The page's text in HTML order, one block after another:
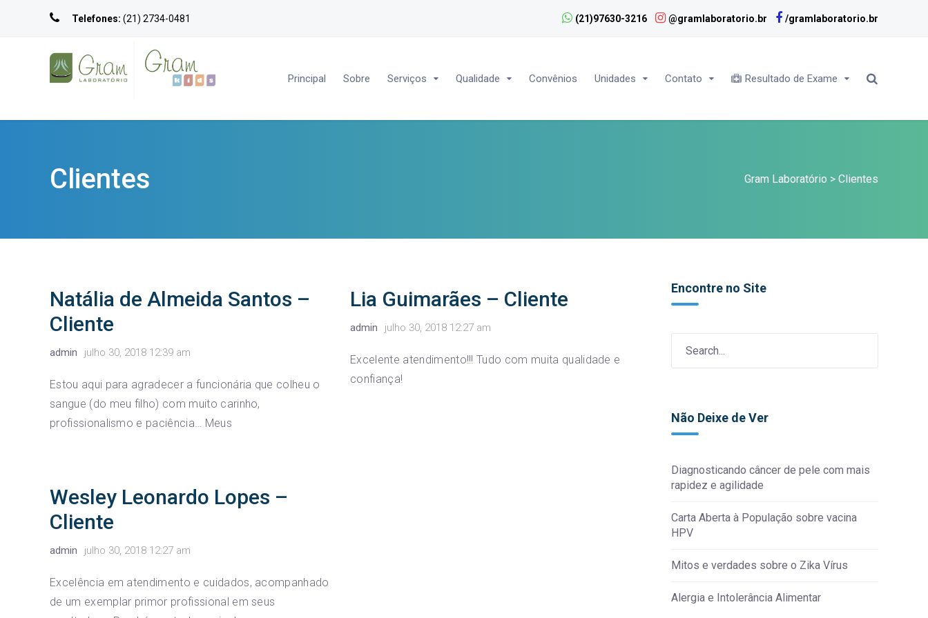
Telefones: (21) 2734-0481 (21)97630-3216 @gramlaboratorio.br /gramlaboratorio.br
Principal Sobre Serviços Qualidade Convênios Unidades Contato Resultado de Exame
Clientes Gram Laboratório > Clientes
Natália de Almeida Santos –
Cliente
admin julho 30, 2018 12:39 am
Estou aqui para agradecer a funcionária que colheu o
sangue (do meu filho) com muito carinho,
profissionalismo e paciência… Meus
Lia Guimarães – Cliente
admin julho 30, 2018 12:27 am
Excelente atendimento!!! Tudo com muita qualidade e
confiança!
Wesley Leonardo Lopes –
Cliente
admin julho 30, 2018 12:27 am
Excelência em atendimento e cuidados, acompanhado
de um exemplar primor profissional em seus
Encontre no Site
Não Deixe de Ver
Diagnosticando câncer de pele com mais
rapidez e agilidade
Carta Aberta à População sobre vacina
HPV
Mitos e verdades sobre o Zika Vírus
Alergia e Intolerância Alimentar